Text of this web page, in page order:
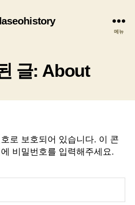
메뉴
글: About
로 보호되어 있습니다. 이 콘
비밀번호를 입력해주세요.